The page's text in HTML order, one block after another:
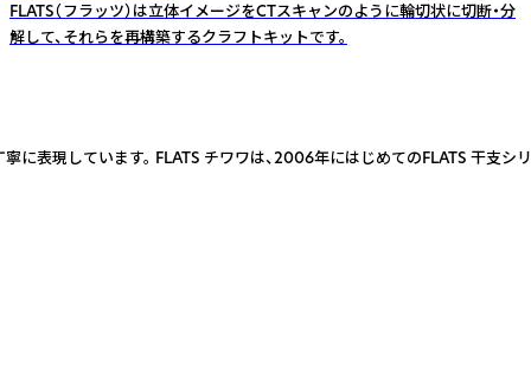
FLATS（フラッツ）は立体イメージをCTスキャンのように輪切状に切断・分
解して、それらを再構築するクラフトキットです。
表現しています。 FLATS チワワは、2006年にはじめてのFLATS 干